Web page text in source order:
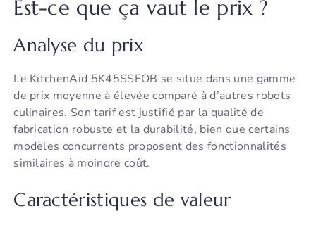
Est-ce que ça vaut le prix ?
Analyse du prix
Le KitchenAid 5K45SSEOB se situe dans une gamme
de prix moyenne à élevée comparé à d’autres robots
culinaires. Son tarif est justifié par la qualité de
fabrication robuste et la durabilité, bien que certains
modèles concurrents proposent des fonctionnalités
similaires à moindre coût.
Caractéristiques de valeur